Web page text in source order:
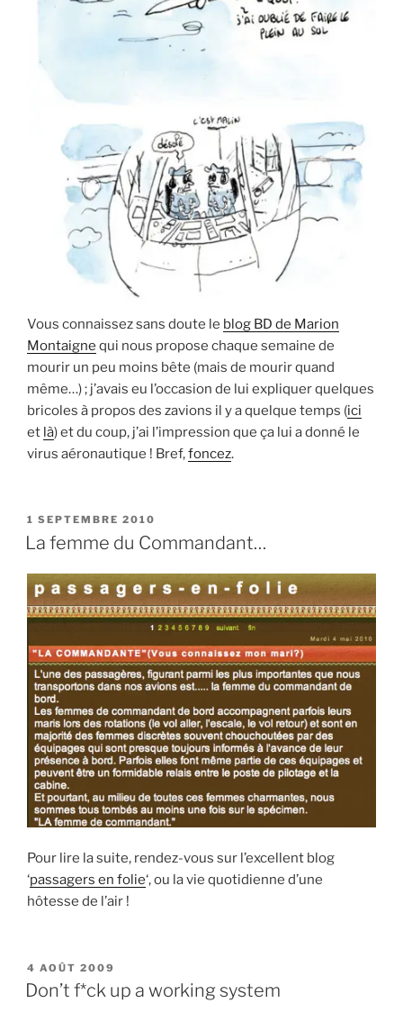
Vous connaissez sans doute le blog BD de Marion
Montaigne qui nous propose chaque semaine de
mourir un peu moins bête (mais de mourir quand
même…) ; j’avais eu l’occasion de lui expliquer quelques
bricoles à propos des zavions il y a quelque temps (ici
et là) et du coup, j’ai l’impression que ça lui a donné le
virus aéronautique ! Bref,foncez.
PUBLIÉ
LE
1 SEPTEMBRE 2010
La femme du Commandant…
Pour lire la suite, rendez-vous sur l’excellent blog
‘passagers en folie‘, ou la vie quotidienne d’une
hôtesse de l’air !
PUBLIÉ
LE
4 AOÛT 2009
Don’t f*ck up a working system